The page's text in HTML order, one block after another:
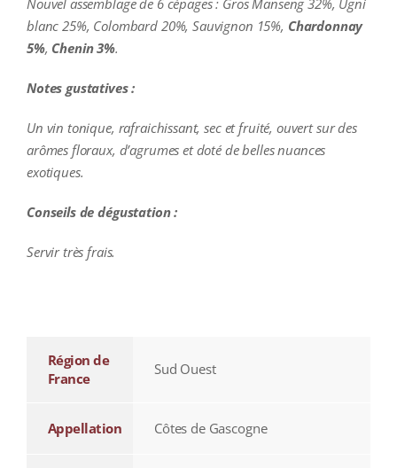
Nouvel assemblage de 6 cépages : Gros Manseng 32%, Ugni
blanc 25%, Colombard 20%, Sauvignon 15%, Chardonnay
5%, Chenin 3%.
Notes gustatives :
Un vin tonique, rafraichissant, sec et fruité, ouvert sur des
arômes floraux, d’agrumes et doté de belles nuances
exotiques.
Conseils de dégustation :
Servir très frais.
Région de
France
Sud Ouest
Appellation Côtes de Gascogne